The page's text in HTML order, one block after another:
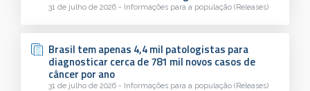
31 de julho de 2026 - Informações para a população (Releases)
Brasil tem apenas 4,4 mil patologistas para
diagnosticar cerca de 781 mil novos casos de
câncer por ano
31 de julho de 2026 - Informações para a população (Releases)